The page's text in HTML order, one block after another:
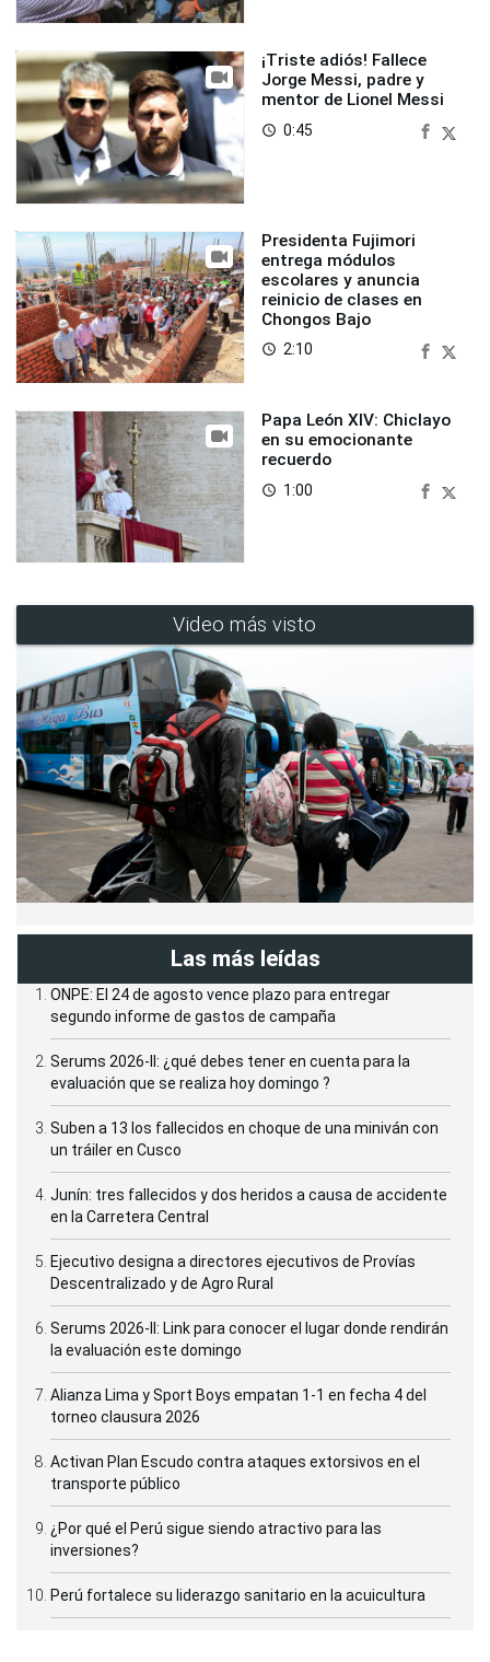
¡Triste adiós! Fallece
Jorge Messi, padre y
mentor de Lionel Messi
access_time 0:45
Presidenta Fujimori
entrega módulos
escolares y anuncia
reinicio de clases en
Chongos Bajo
access_time 2:10
Papa León XIV: Chiclayo
en su emocionante
recuerdo
access_time 1:00
Video más visto
Las más leídas
ONPE: El 24 de agosto vence plazo para entregar
segundo informe de gastos de campaña
Serums 2026-II: ¿qué debes tener en cuenta para la
evaluación que se realiza hoy domingo ?
Suben a 13 los fallecidos en choque de una miniván con
un tráiler en Cusco
Junín: tres fallecidos y dos heridos a causa de accidente
en la Carretera Central
Ejecutivo designa a directores ejecutivos de Provías
Descentralizado y de Agro Rural
Serums 2026-II: Link para conocer el lugar donde rendirán
la evaluación este domingo
Alianza Lima y Sport Boys empatan 1-1 en fecha 4 del
torneo clausura 2026
Activan Plan Escudo contra ataques extorsivos en el
transporte público
¿Por qué el Perú sigue siendo atractivo para las
inversiones?
Perú fortalece su liderazgo sanitario en la acuicultura